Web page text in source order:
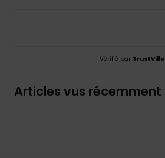
Vérifié par TrustVille
Articles vus récemment